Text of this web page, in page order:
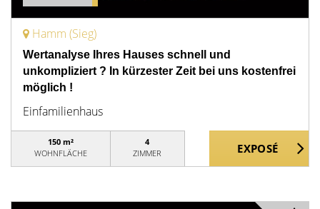
Hamm (Sieg)
Wertanalyse Ihres Hauses schnell und
unkompliziert ? In kürzester Zeit bei uns kostenfrei
möglich !
Einfamilienhaus
150 m²
WOHNFLÄCHE
4
ZIMMER